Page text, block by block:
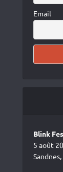
Email
Blink
5 août